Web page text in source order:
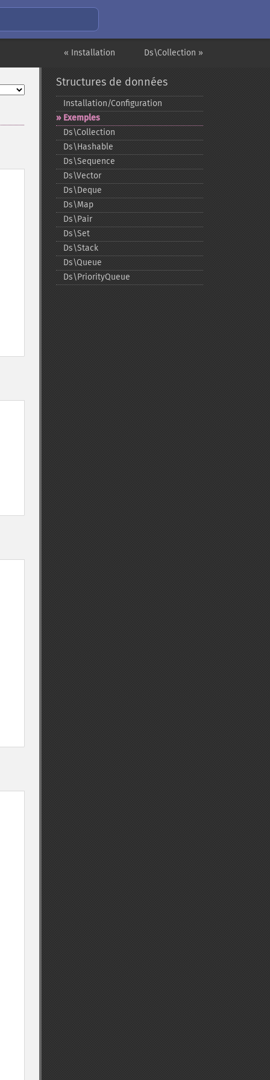
Ds\Collection »
« Installation
Structures de données
Installation/Configuration
Exemples
Ds\Collection
Ds\Hashable
Ds\Sequence
Ds\Vector
Ds\Deque
Ds\Map
Ds\Pair
Ds\Set
Ds\Stack
Ds\Queue
Ds\PriorityQueue